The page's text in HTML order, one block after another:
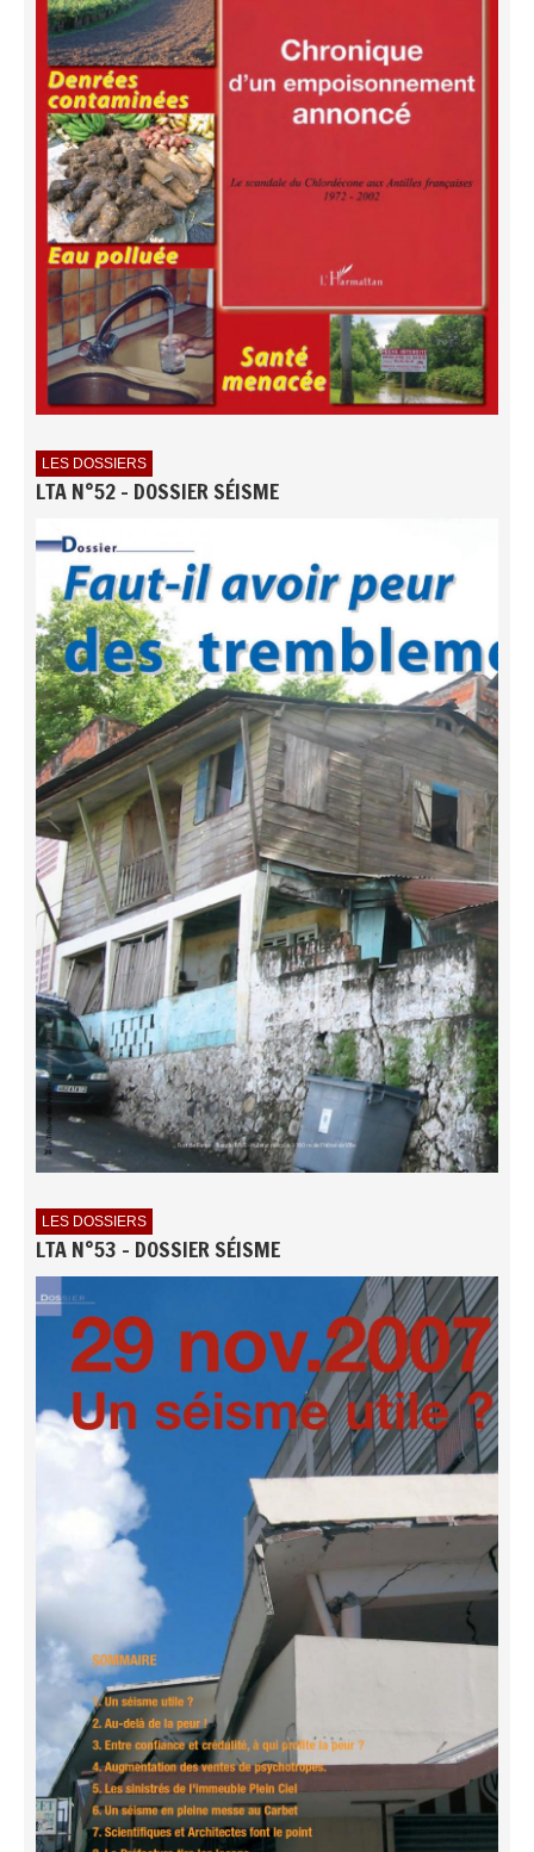
LES DOSSIERS
LTA N°52 - DOSSIER SÉISME
LES DOSSIERS
LTA N°53 - DOSSIER SÉISME